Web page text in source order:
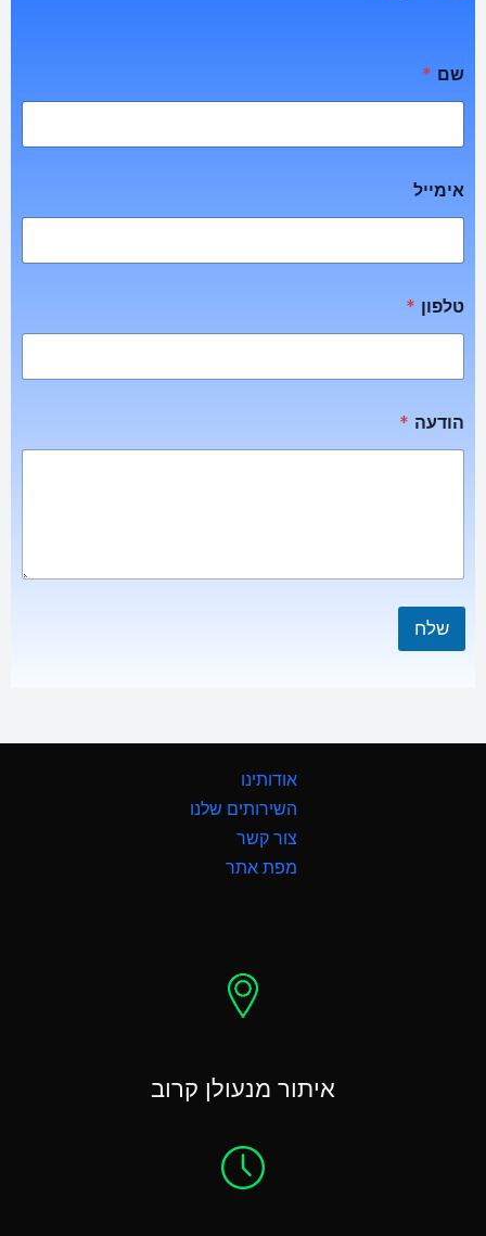
שם *
אימייל
טלפון *
הודעה *
שלח
אודותינו
השירותים שלנו
צור קשר
מפת אתר
איתור מנעולן קרוב